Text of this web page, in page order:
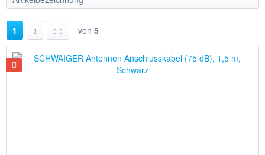
1 von 5